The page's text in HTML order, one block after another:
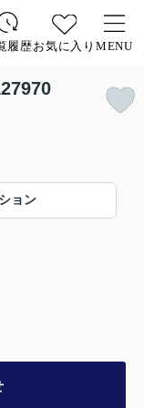
履歴お気に入り MENU
ョン